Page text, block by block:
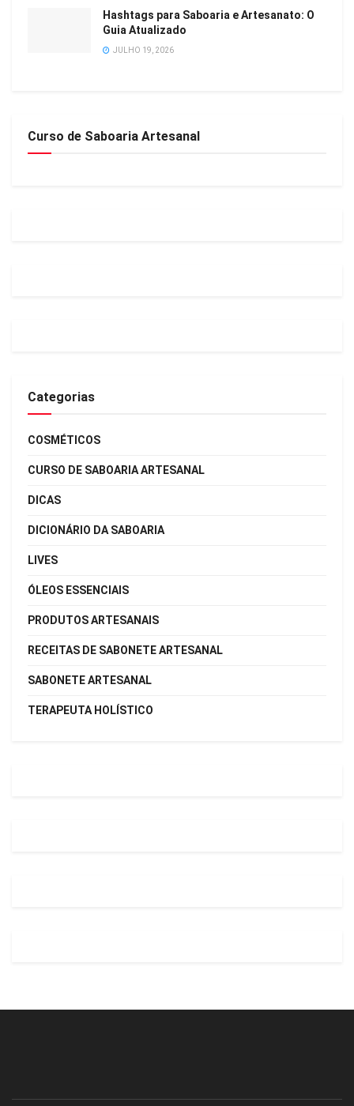
Hashtags para Saboaria e Artesanato: O
Guia Atualizado
JULHO 19, 2026
Curso de Saboaria Artesanal
Categorias
COSMÉTICOS
CURSO DE SABOARIA ARTESANAL
DICAS
DICIONÁRIO DA SABOARIA
LIVES
ÓLEOS ESSENCIAIS
PRODUTOS ARTESANAIS
RECEITAS DE SABONETE ARTESANAL
SABONETE ARTESANAL
TERAPEUTA HOLÍSTICO